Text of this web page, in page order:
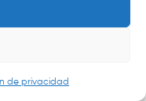
de privacidad